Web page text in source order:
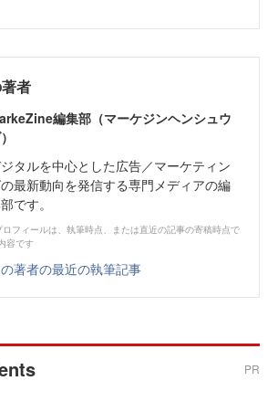
者
編集部（マーケジンヘンシュウ
タルを中心とした広告／マーケティン
最新動向を発信する専門メディアの編
です。
ロフィールは、執筆時点、または直近の記事の寄稿時点で
容です
著者の最近の執筆記事
PR